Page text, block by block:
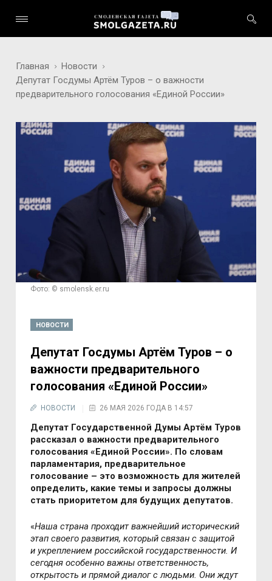
Главная
Новости
Депутат Госдумы Артём Туров – о важности
предварительного голосования «Единой России»
Фото: © smolensk.er.ru
НОВОСТИ
Депутат Госдумы Артём Туров – о
важности предварительного
голосования «Единой России»
НОВОСТИ 26 МАЯ 2026 ГОДА В 14:57
Депутат Государственной Думы Артём Туров
рассказал о важности предварительного
голосования «Единой России». По словам
парламентария, предварительное
голосование – это возможность для жителей
определить, какие темы и запросы должны
стать приоритетом для будущих депутатов.
«Наша страна проходит важнейший исторический
этап своего развития, который связан с защитой
и укреплением российской государственности. И
сегодня особенно важны ответственность,
открытость и прямой диалог с людьми. Они ждут